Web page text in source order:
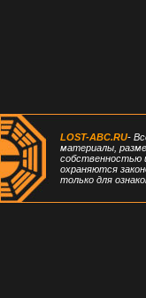
LOST-ABC.RU-
материалы,
собственностью
охраняются
только для